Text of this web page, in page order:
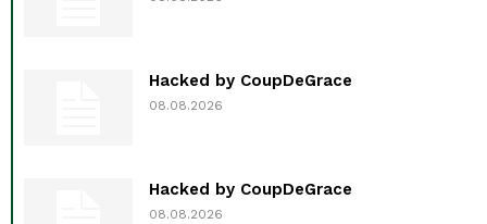
Hacked by CoupDeGrace
08.08.2026
Hacked by CoupDeGrace
08.08.2026